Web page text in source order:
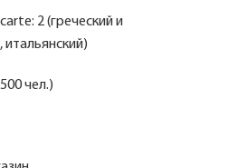
2 (греческий и
чел.)